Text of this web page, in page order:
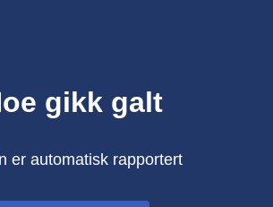
gikk galt
er automatisk rapportert